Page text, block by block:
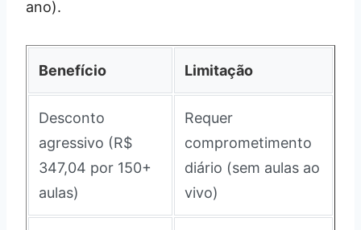
ano).
Benefício Limitação
Desconto
agressivo (R$
347,04 por 150+
aulas)
Requer
comprometimento
diário (sem aulas ao
vivo)